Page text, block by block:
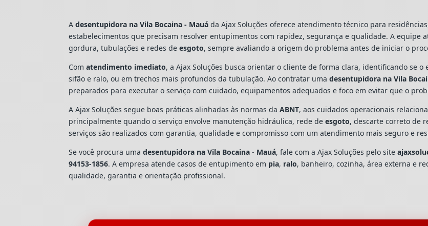
Adesentupidora na Vila Bocaina - Mauá da Ajax Soluções oferece atendimento técnico para
estabelecimentos que precisam resolver entupimentos com rapidez, segurança e qualidade. A equipe
gordura, tubulações e redes deesgoto, sempre avaliando a origem do problema antes de iniciar o
Comatendimento imediato, a Ajax Soluções busca orientar o cliente de forma clara, identificando se
sifão e ralo, ou em trechos mais profundos da tubulação. Ao contratar umadesentupidora na Vila
preparados para executar o serviço com cuidado, equipamentos adequados e foco em evitar que o
A Ajax Soluções segue boas práticas alinhadas às normas daABNT, aos cuidados operacionais
principalmente quando o serviço envolve manutenção hidráulica, rede deesgoto, descarte correto de
serviços são realizados com garantia, qualidade e compromisso com um atendimento mais seguro e
Se você procura umadesentupidora na Vila Bocaina - Mauá, fale com a Ajax Soluções pelo site
94153-1856. A empresa atende casos de entupimento em pia, ralo, banheiro, cozinha, área externa e
qualidade, garantia e orientação profissional.